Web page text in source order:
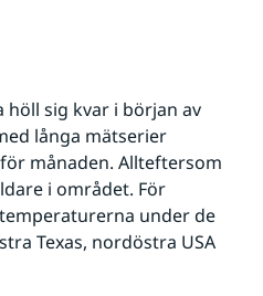
höll sig kvar i början av
långa mätserier
månaden. Allteftersom
i området. För
under de
Texas, nordöstra USA